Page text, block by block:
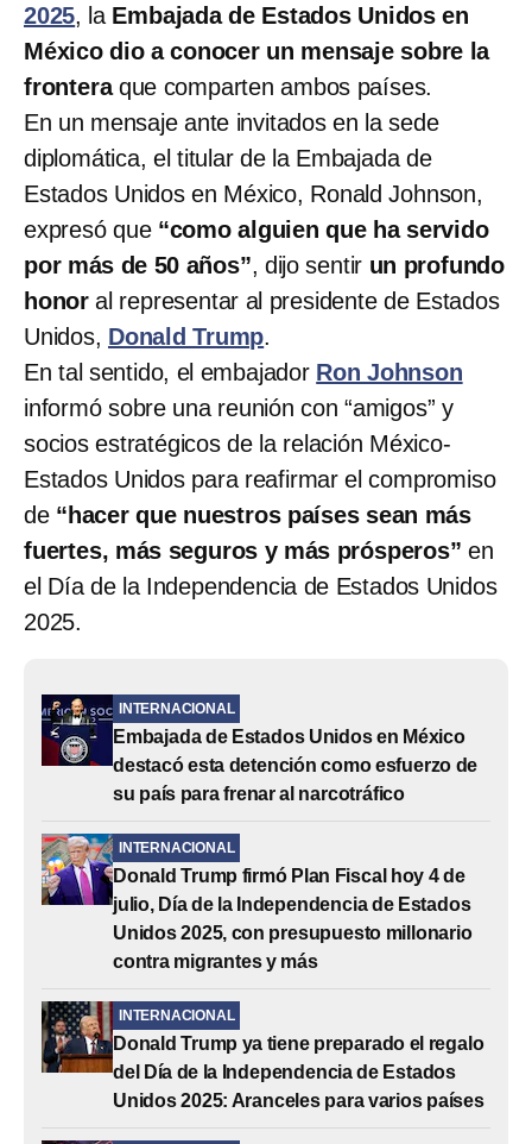
2025, la Embajada de Estados Unidos en
México dio a conocer un mensaje sobre la
fronteraque comparten ambos países.
En un mensaje ante invitados en la sede
diplomática, el titular de la Embajada de
Estados Unidos en México, Ronald Johnson,
expresó que “como alguien que ha servido
por más de 50 años”, dijo sentir un profundo
honor al representar al presidente de Estados
Unidos, Donald Trump.
En tal sentido, el embajador Ron Johnson
informó sobre una reunión con “amigos” y
socios estratégicos de la relación México-
Estados Unidos para reafirmar el compromiso
de “hacer que nuestros países sean más
fuertes, más seguros y más prósperos” en
el Día de la Independencia de Estados Unidos
2025.
INTERNACIONAL
Embajada de Estados Unidos en México
destacó esta detención como esfuerzo de
su país para frenar al narcotráfico
INTERNACIONAL
Donald Trump firmó Plan Fiscal hoy 4 de
julio, Día de la Independencia de Estados
Unidos 2025, con presupuesto millonario
contra migrantes y más
INTERNACIONAL
Donald Trump ya tiene preparado el regalo
del Día de la Independencia de Estados
Unidos 2025: Aranceles para varios países